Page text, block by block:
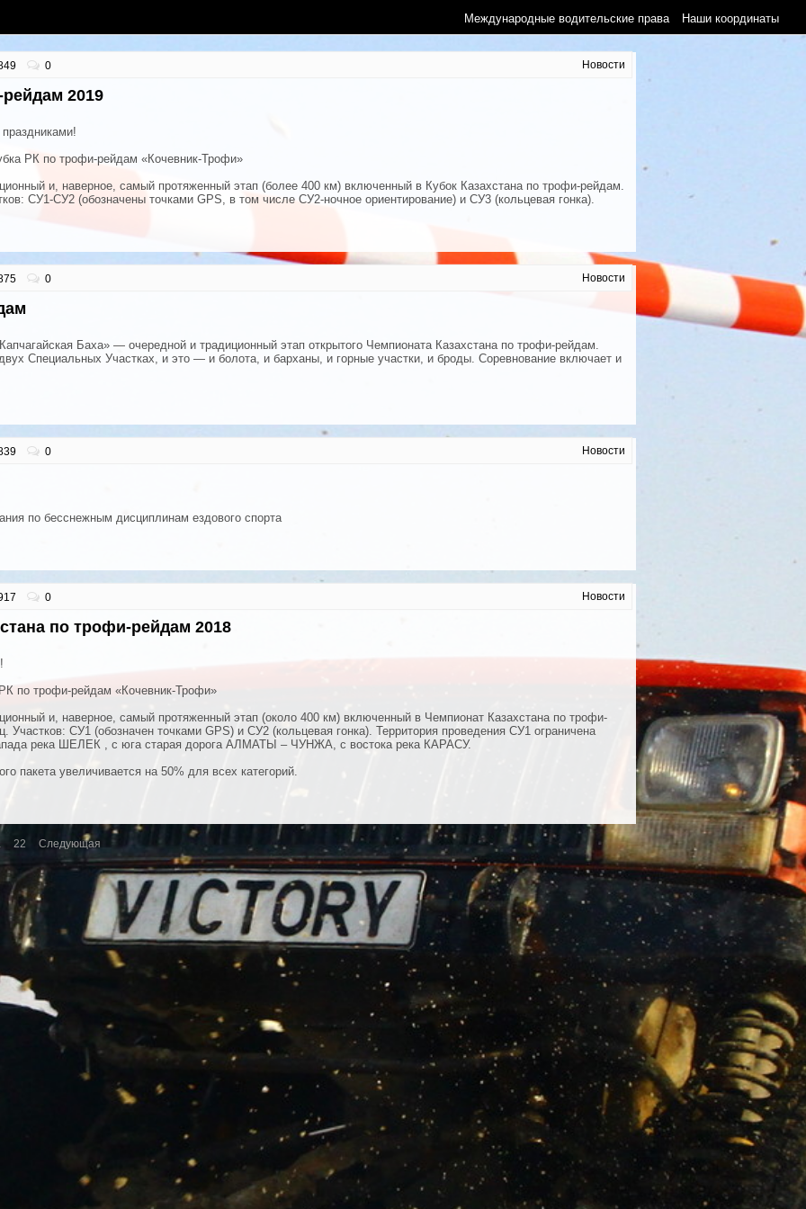
Международные водительские права Наши координаты
0 Новости
2019
РК по трофи-рейдам «Кочевник-Трофи»
и, наверное, самый протяженный этап (более 400 км) включенный в Кубок Казахстана по трофи-рейдам.
СУ1-СУ2 (обозначены точками GPS, в том числе СУ2-ночное ориентирование) и СУ3 (кольцевая гонка).
0 Новости
Баха» — очередной и традиционный этап открытого Чемпионата Казахстана по трофи-рейдам.
Специальных Участках, и это — и болота, и барханы, и горные участки, и броды. Соревнование включает и
0 Новости
по бесснежным дисциплинам ездового спорта
0 Новости
по трофи-рейдам 2018
по трофи-рейдам «Кочевник-Трофи»
и, наверное, самый протяженный этап (около 400 км) включенный в Чемпионат Казахстана по трофи-
Участков: СУ1 (обозначен точками GPS) и СУ2 (кольцевая гонка). Территория проведения СУ1 ограничена
река ШЕЛЕК , с юга старая дорога АЛМАТЫ – ЧУНЖА, с востока река КАРАСУ.
пакета увеличивается на 50% для всех категорий.
22 Следующая